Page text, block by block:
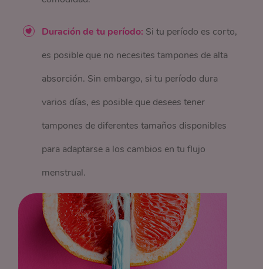
Duración de tu período: Si tu período es corto,
es posible que no necesites tampones de alta
absorción. Sin embargo, si tu período dura
varios días, es posible que desees tener
tampones de diferentes tamaños disponibles
para adaptarse a los cambios en tu flujo
menstrual.